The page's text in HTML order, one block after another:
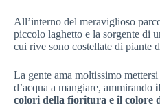
All’interno del meraviglioso
piccolo laghetto e la sorgente di
cui rive sono costellate di piante
La gente ama moltissimo
d’acqua a mangiare, ammirando
colori della fioritura e il colore